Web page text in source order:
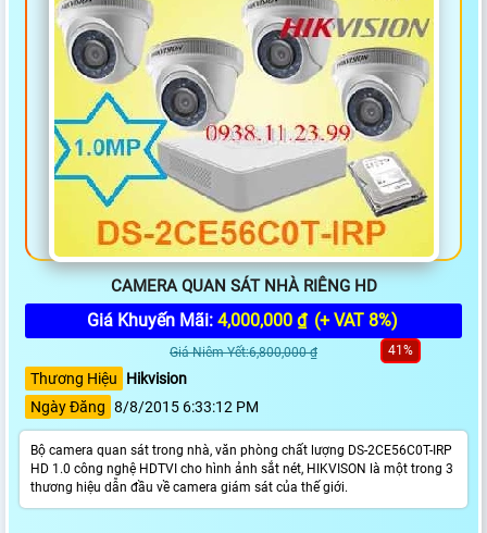
CAMERA QUAN SÁT NHÀ RIÊNG HD
Giá Khuyến Mãi: 4,000,000 ₫ (+ VAT 8%)
Giá Niêm Yết:6,800,000 ₫ 41%
Thương Hiệu
Hikvision
Ngày Đăng 8/8/2015 6:33:12 PM
Bộ camera quan sát trong nhà, văn phòng chất lượng DS-2CE56C0T-IRP
HD 1.0 công nghệ HDTVI cho hình ảnh sắt nét, HIKVISON là một trong 3
thương hiệu dẫn đầu về camera giám sát của thế giới.